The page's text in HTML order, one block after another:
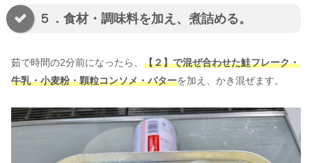
５．食材・調味料を加え、煮詰める。
茹で時間の2分前になったら、 【２】で混ぜ合わせた鮭フレーク・
牛乳・小麦粉・顆粒コンソメ・バターを加え、かき混ぜます。